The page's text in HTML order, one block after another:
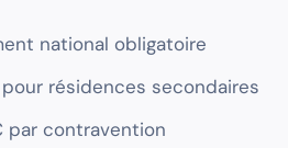
national obligatoire
résidences secondaires
contravention